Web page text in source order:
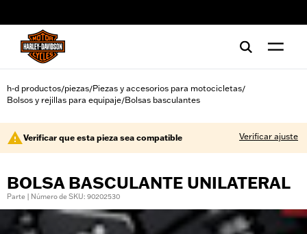
h-d productos/piezas/Piezas y accesorios para motocicletas/
Bolsos y rejillas para equipaje/Bolsas basculantes
Verificar que esta pieza sea compatible Verificar ajuste
BOLSA BASCULANTE UNILATERAL
Parte | Número de SKU: 90202530